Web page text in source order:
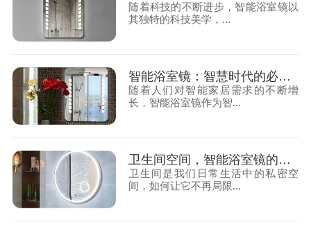
随着科技的不断进步，智能浴室镜以
其独特的科技美学，...
智能浴室镜：智慧时代的必备之选
随着人们对智能家居需求的不断增
长，智能浴室镜作为智...
卫生间空间，智能浴室镜的魅力之选
卫生间是我们日常生活中的私密空
间，如何让它不再局限...